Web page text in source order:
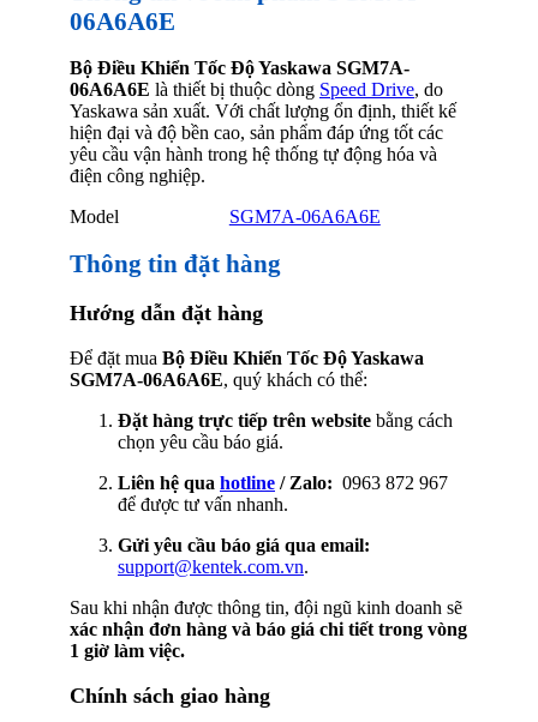
06A6A6E
Bộ Điều Khiển Tốc Độ Yaskawa SGM7A-
06A6A6E là thiết bị thuộc dòng Speed Drive, do
Yaskawa sản xuất. Với chất lượng ổn định, thiết kế
hiện đại và độ bền cao, sản phẩm đáp ứng tốt các
yêu cầu vận hành trong hệ thống tự động hóa và
điện công nghiệp.
Model
SGM7A-06A6A6E
Thông tin đặt hàng
Hướng dẫn đặt hàng
Để đặt mua Bộ Điều Khiển Tốc Độ Yaskawa
SGM7A-06A6A6E, quý khách có thể:
Đặt hàng trực tiếp trên website bằng cách
chọn yêu cầu báo giá.
Liên hệ qua hotline / Zalo: 0963 872 967
để được tư vấn nhanh.
Gửi yêu cầu báo giá qua email:
support@kentek.com.vn.
Sau khi nhận được thông tin, đội ngũ kinh doanh sẽ
xác nhận đơn hàng và báo giá chi tiết trong vòng
1 giờ làm việc.
Chính sách giao hàng